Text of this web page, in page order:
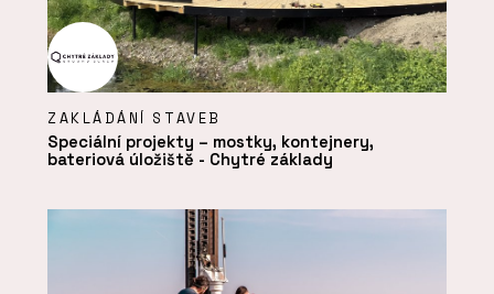
ZAKLÁDÁNÍ STAVEB
Speciální projekty – mostky, kontejnery,
bateriová úložiště - Chytré základy